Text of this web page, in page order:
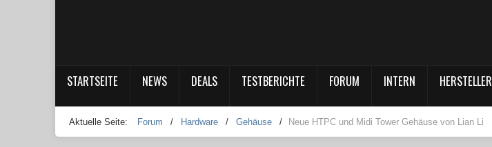
STARTSEITE NEWS DEALS TESTBERICHTE FORUM INTERN HERSTELLER
Aktuelle Seite: Forum / Hardware / Gehäuse / Neue HTPC und Midi Tower Gehäuse von Lian Li